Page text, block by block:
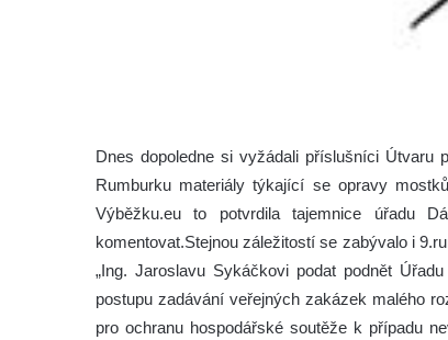
Dnes dopoledne si vyžádali příslušníci Útvaru
Rumburku materiály týkající se opravy
Výběžku.eu to potvrdila tajemnice úřadu
komentovat.Stejnou záležitostí se zabývalo i
„Ing. Jaroslavu Sykáčkovi podat podnět
postupu zadávání veřejných zakázek malého
pro ochranu hospodářské soutěže k případu